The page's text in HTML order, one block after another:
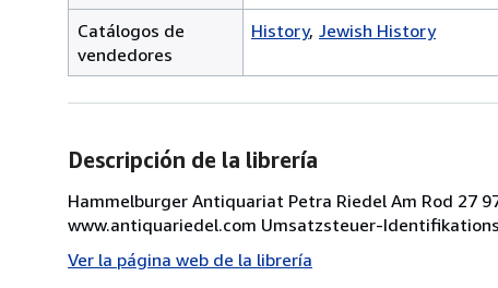
Catálogos de
vendedores
History Jewish History
Descripción de la librería
Hammelburger Antiquariat Petra Riedel Am Rod 27
www.antiquariedel.com Umsatzsteuer-
Ver la página web de la librería